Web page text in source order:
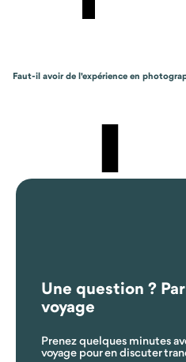
Faut-il avoir de l'expérience en
Quels animaux est-ce possible
Une question ?
voyage
Prenez quelques minutes
voyage pour en discuter